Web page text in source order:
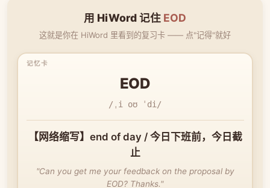
用 HiWord 记住 EOD
这就是你在 HiWord 里看到的复习卡 —— 点"记得"就好
EOD
/ˌi oʊ ˈdi/
【网络缩写】end of day / 今日下班前，今日截
止
"Can you get me your feedback on the proposal by
EOD? Thanks."